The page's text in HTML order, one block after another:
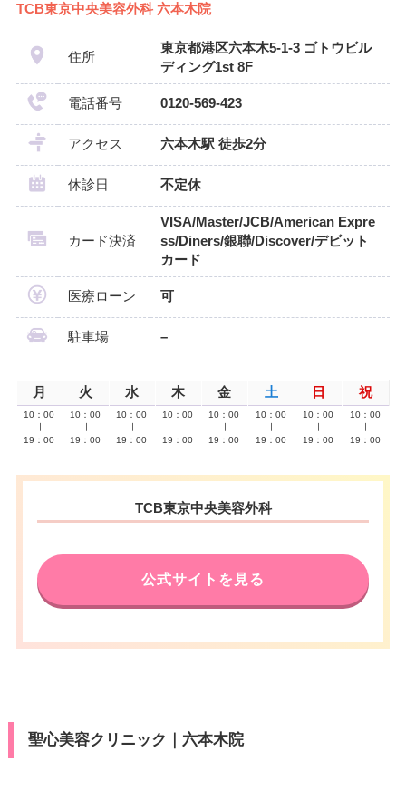
TCB東京中央美容外科 六本木院
住所
東京都港区六本木5-1-3 ゴトウビル
ディング1st 8F
電話番号 0120-569-423
アクセス 六本木駅 徒歩2分
休診日 不定休
カード決済
VISA/Master/JCB/American Expre
ss/Diners/銀聯/Discover/デビット
カード
医療ローン 可
駐車場 –
月 火 水 木 金 土 日 祝
10：00
19：00
10：00
19：00
10：00
19：00
10：00
19：00
10：00
19：00
10：00
19：00
10：00
19：00
10：00
19：00
TCB東京中央美容外科
公式サイトを見る
聖心美容クリニック｜六本木院